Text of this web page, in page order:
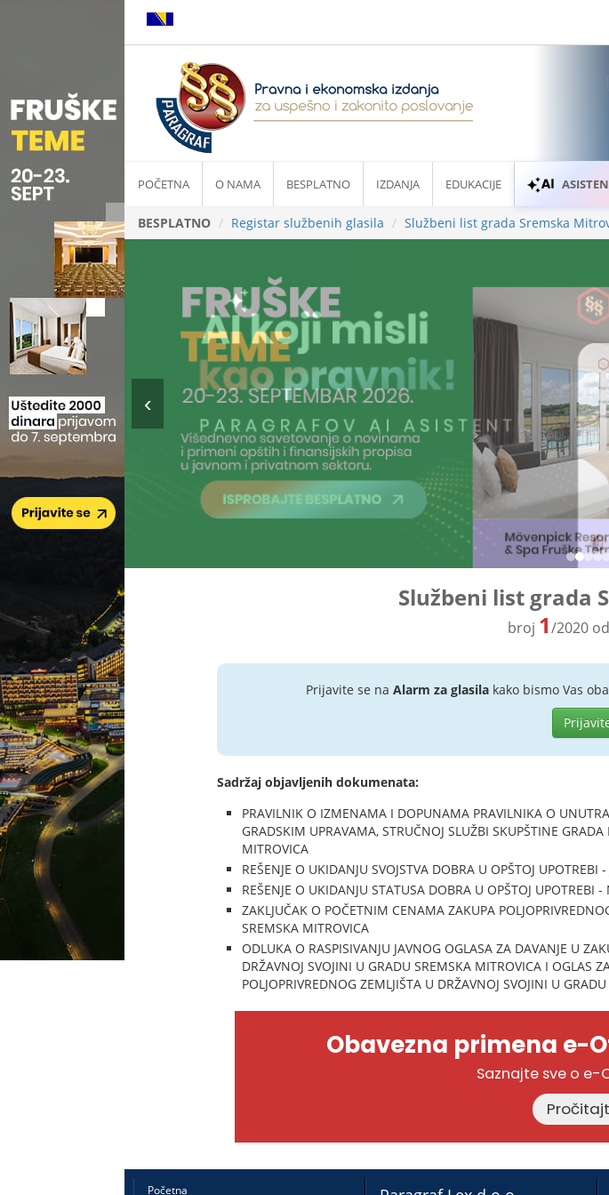
POČETNA O NAMA BESPLATNO IZDANJA EDUKACIJE
BESPLATNO Registar službenih glasila Službeni list grada Sremska
Službeni list grada
broj 1/2020
Prijavite se na Alarm za glasilakako bismo Vas
Sadržaj objavljenih dokumenata:
PRAVILNIK O IZMENAMA I DOPUNAMA PRAVILNIKA O
GRADSKIM UPRAVAMA, STRUČNOJ SLUŽBI SKUPŠTINE
MITROVICA
REŠENJE O UKIDANJU SVOJSTVA DOBRA U OPŠTOJ
REŠENJE O UKIDANJU STATUSA DOBRA U OPŠTOJ UPOTREBI
ZAKLJUČAK O POČETNIM CENAMA ZAKUPA
SREMSKA MITROVICA
ODLUKA O RASPISIVANJU JAVNOG OGLASA ZA DAVANJE U
DRŽAVNOJ SVOJINI U GRADU SREMSKA MITROVICA I OGLAS
POLJOPRIVREDNOG ZEMLJIŠTA U DRŽAVNOJ SVOJINI U
Obavezna primena e-
Saznajte sve o
Početna